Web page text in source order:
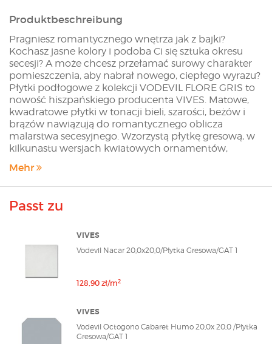
Produktbeschreibung
Pragniesz romantycznego wnętrza jak z bajki?
Kochasz jasne kolory i podoba Ci się sztuka okresu
secesji? A może chcesz przełamać surowy charakter
pomieszczenia, aby nabrał nowego, ciepłego wyrazu?
Płytki podłogowe z kolekcji VODEVIL FLORE GRIS to
nowość hiszpańskiego producenta VIVES. Matowe,
kwadratowe płytki w tonacji bieli, szarości, beżów i
brązów nawiązują do romantycznego oblicza
malarstwa secesyjnego. Wzorzystą płytkę gresową, w
kilkunastu wersjach kwiatowych ornamentów,
jednak świetnie sprawdza się również w roli motywu
w połączniu z jednobarwnymi płytkami VIVES
łazience, kuchni, hallu czy lobby. Dostępne na
uzupełnieniem pozostałych płytek kolekcji VODEVILL
- odmieniają podłogę i tworzą wnętrze niczym z
nowoczesnej galerii sztuki. Sklep modnydom24.pl
Jeżeli na stronie sklepu nie znalazłeś interesującej Cię
szybkiej wyceny lub wyślij maila na adres
sklep@modnydom24.pl
Mehr
Passt zu
VIVES
Vodevil Nacar 20,0x20,0/Płytka Gresowa/GAT 1
128,90 zł/m2
VIVES
Vodevil Octogono Cabaret Humo 20,0x 20,0 /Płytka
Gresowa/GAT 1